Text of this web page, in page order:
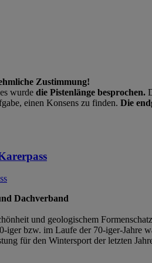
Zustimmung!
wurde die Pistenlänge besprochen.
einen Konsens zu finden. Die
Dachverband
und geologischem
iger bzw. im Laufe der 70-iger-Jahre
für den Wintersport der letzten